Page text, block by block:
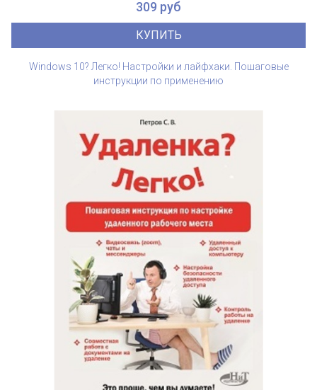
309 руб
КУПИТЬ
Windows 10? Легко! Настройки и лайфхаки. Пошаговые
инструкции по применению